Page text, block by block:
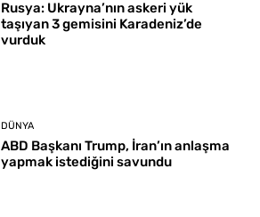
Rusya: Ukrayna’nın askeri yük
taşıyan 3 gemisini Karadeniz’de
vurduk
DÜNYA
ABD Başkanı Trump, İran’ın anlaşma
yapmak istediğini savundu